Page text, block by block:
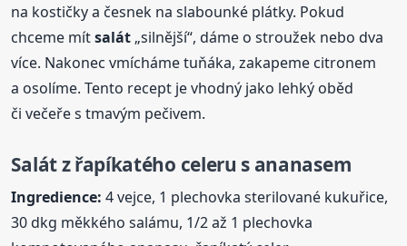
na kostičky a česnek na slabounké plátky. Pokud
chceme mítsalát „silnější“, dáme o stroužek nebo dva
více. Nakonec vmícháme tuňáka, zakapeme citronem
a osolíme. Tento recept je vhodný jako lehký oběd
či večeře s tmavým pečivem.
Salátz řapíkatého celeru s ananasem
Ingredience: 4 vejce, 1 plechovka sterilované kukuřice,
30 dkg měkkého salámu, 1/2 až 1 plechovka